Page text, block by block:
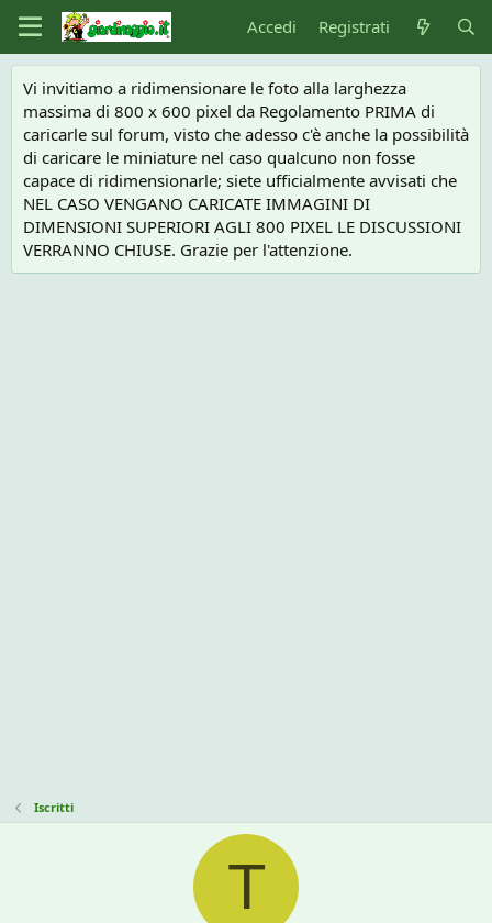
Accedi Registrati
Vi invitiamo a ridimensionare le foto alla larghezza
massima di 800 x 600 pixel da Regolamento PRIMA di
caricarle sul forum, visto che adesso c'è anche la possibilità
di caricare le miniature nel caso qualcuno non fosse
capace di ridimensionarle; siete ufficialmente avvisati che
NEL CASO VENGANO CARICATE IMMAGINI DI
DIMENSIONI SUPERIORI AGLI 800 PIXEL LE DISCUSSIONI
VERRANNO CHIUSE. Grazie per l'attenzione.
Iscritti
T